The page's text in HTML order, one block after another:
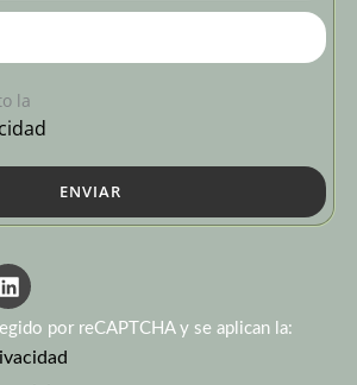
la
ENVIAR
L
i
n
k
e
por reCAPTCHA y se aplican la: